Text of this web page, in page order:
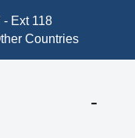
- Ext 118
Countries